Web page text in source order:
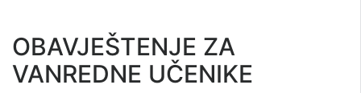
OBAVJEŠTENJE ZA
VANREDNE UČENIKE